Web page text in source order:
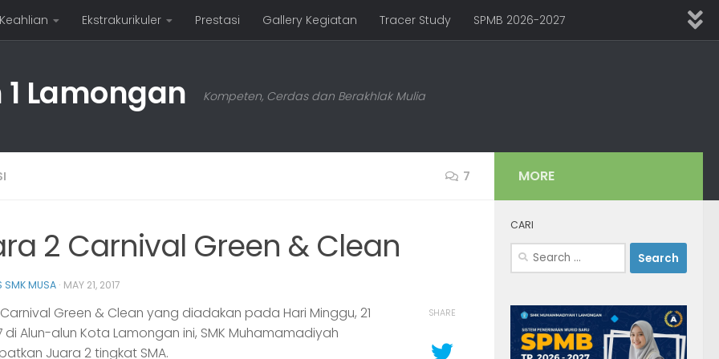
Ekstrakurikuler Prestasi Gallery Kegiatan Tracer Study SPMB 2026-2027
Lamongan Kompeten, Cerdas dan Berakhlak Mulia
7
2 Carnival Green & Clean
SMK MUSA · MAY 21, 2017
Green & Clean yang diadakan pada Hari Minggu, 21
di Alun-alun Kota Lamongan ini, SMK Muhamamadiyah
Juara 2 tingkat SMA.
SHARE
MORE
CARI
Search